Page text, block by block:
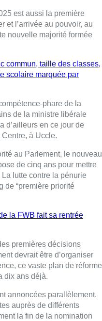
est aussi la première
et l’arrivée au pouvoir, au
nouvelle majorité formée
commun, taille des classes,
scolaire marquée par
phare de la
de la ministre libérale
d’ailleurs en ce jour de
à Uccle.
au Parlement, le nouveau
de cinq ans pour mettre
lutte contre la pénurie
de “première priorité
la FWB fait sa rentrée
premières décisions
devrait être d’organiser
ce vaste plan de réforme
dix ans déjà.
annoncées parallèlement.
auprès de différents
la fin de la nomination